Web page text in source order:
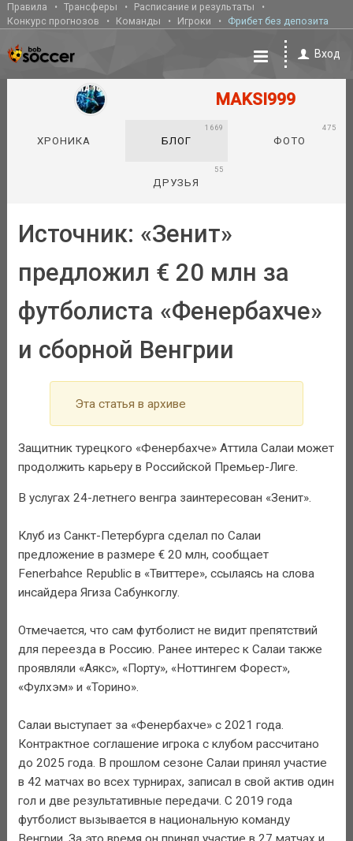
Правила Трансферы
Расписание и результаты
Конкурс прогнозов
Команды Игроки Фрибет без депозита
Вход
MAKSI999
ХРОНИКА БЛОГ
1669
ФОТО
475
ДРУЗЬЯ
55
Источник: «Зенит»
предложил € 20 млн за
футболиста «Фенербахче»
и сборной Венгрии
Эта статья в архиве
Защитник турецкого «Фенербахче» Аттила Салаи может
продолжить карьеру в Российской Премьер-Лиге.
В услугах 24-летнего венгра заинтересован «Зенит».
Клуб из Санкт-Петербурга сделал по Салаи
предложение в размере € 20 млн, сообщает
Fenerbahce Republic в «Твиттере», ссылаясь на слова
инсайдера Ягиза Сабункоглу.
Отмечается, что сам футболист не видит препятствий
для переезда в Россию. Ранее интерес к Салаи также
проявляли «Аякс», «Порту», «Ноттингем Форест»,
«Фулхэм» и «Торино».
Салаи выступает за «Фенербахче» с 2021 года.
Контрактное соглашение игрока с клубом рассчитано
до 2025 года. В прошлом сезоне Салаи принял участие
в 42 матчах во всех турнирах, записал в свой актив один
гол и две результативные передачи. С 2019 года
футболист вызывается в национальную команду